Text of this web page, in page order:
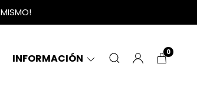
INFORMACIÓN 0